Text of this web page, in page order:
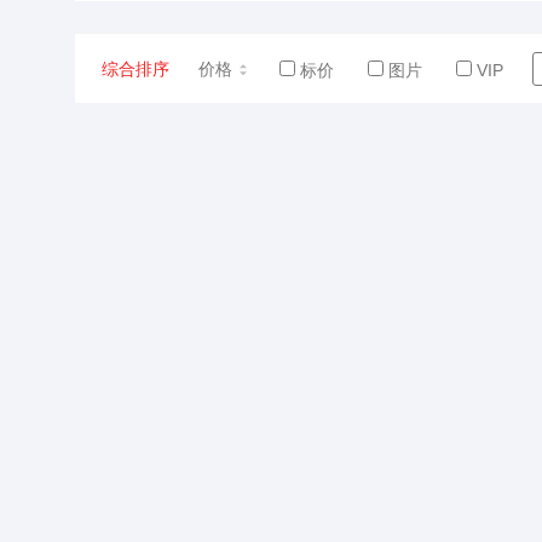
综合排序 价格 标价 图片 VIP